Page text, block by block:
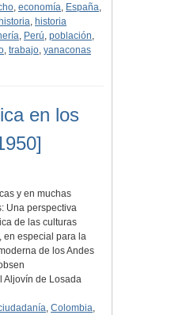
, economía, España,
historia, historia
, Perú, población,
, trabajo, yanaconas
en los
y en muchas
Una perspectiva
de las culturas
en especial para la
de los Andes
Aljovín de Losada
, Colombia,